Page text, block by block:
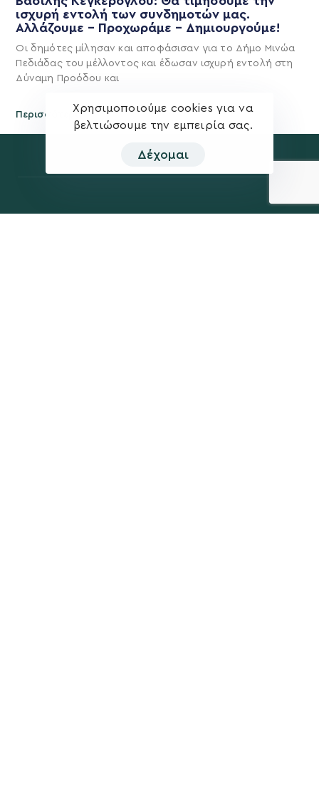
ισχυρή εντολή των συνδημοτών μας.
Αλλάζουμε – Προχωράμε – Δημιουργούμε!
Οι δημότες μίλησαν και αποφάσισαν για το Δήμο Μινώα
Πεδιάδας του μέλλοντος και έδωσαν ισχυρή εντολή στη
Δύναμη Προόδου και
Περισσότερα
Χρησιμοποιούμε cookies για να
βελτιώσουμε την εμπειρία σας.
Δέχομαι